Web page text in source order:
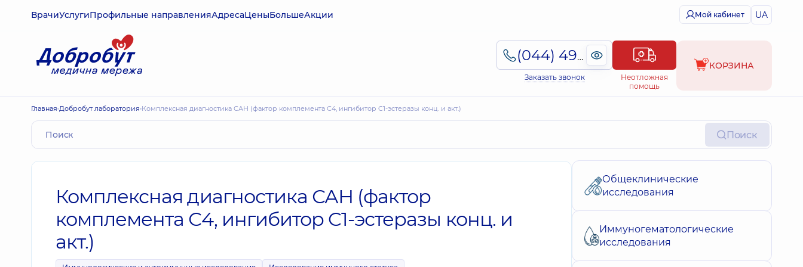
ВрачиУслугиПрофильные направленияАдресаЦеныБольшеАкции Мой кабинет UA
(044) 495-2-888
Заказать звонок
Неотложная
помощь
КОРЗИНА
Главная Добробут лаборатория Комплексная диагностика САН (фактор комплемента С4, ингибитор C1-эстеразы конц. и акт.)
Поиск
Комплексная диагностика САН (фактор
комплемента С4, ингибитор C1-эстеразы конц. и
акт.)
Общеклинические
исследования
Иммуногематологические
исследования